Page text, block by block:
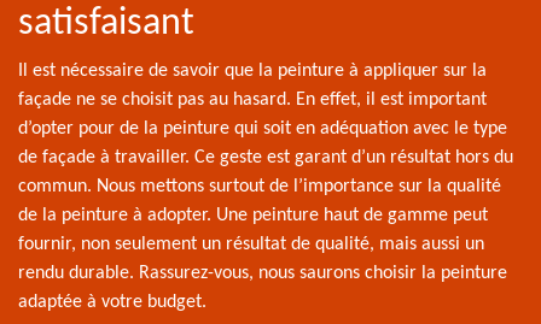
satisfaisant
Il est nécessaire de savoir que la peinture à appliquer sur la
façade ne se choisit pas au hasard. En effet, il est important
d’opter pour de la peinture qui soit en adéquation avec le type
de façade à travailler. Ce geste est garant d’un résultat hors du
commun. Nous mettons surtout de l’importance sur la qualité
de la peinture à adopter. Une peinture haut de gamme peut
fournir, non seulement un résultat de qualité, mais aussi un
rendu durable. Rassurez-vous, nous saurons choisir la peinture
adaptée à votre budget.